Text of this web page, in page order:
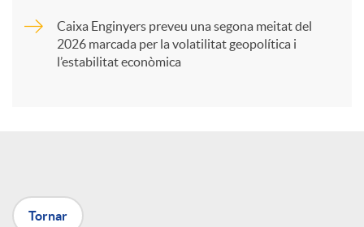
a
Caixa Enginyers preveu una segona meitat del
2026 marcada per la volatilitat geopolítica i
l’estabilitat econòmica
Tornar